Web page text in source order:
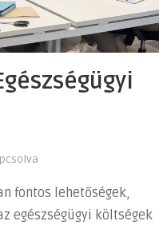
fontos lehetőségek,
egészségügyi költségek